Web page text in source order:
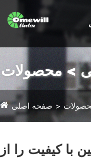
> محصولات
صفحه اصلی